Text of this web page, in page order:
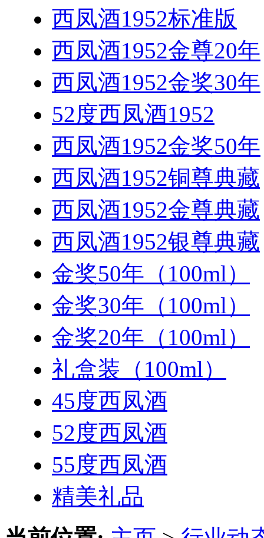
西凤酒1952标准版
西凤酒1952金尊20年
西凤酒1952金奖30年
52度西凤酒1952
西凤酒1952金奖50年
西凤酒1952铜尊典藏
西凤酒1952金尊典藏
西凤酒1952银尊典藏
金奖50年（100ml）
金奖30年（100ml）
金奖20年（100ml）
礼盒装（100ml）
45度西凤酒
52度西凤酒
55度西凤酒
精美礼品